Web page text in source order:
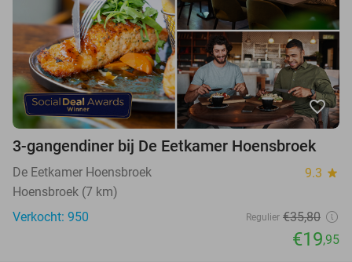
favorite_border
3-gangendiner bij De Eetkamer Hoensbroek
De Eetkamer Hoensbroek 9.3 star
Hoensbroek (7 km)
Verkocht: 950
Regulier €35,80
€19,95